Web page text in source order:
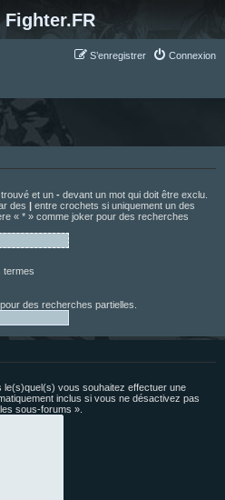
Fighter.FR
Connexion
S’enregistrer
et un - devant un mot qui doit être exclu.
des | entre crochets si uniquement un des
« * » comme joker pour des recherches
termes
des recherches partielles.
vous souhaitez effectuer une
inclus si vous ne désactivez pas
sous-forums ».